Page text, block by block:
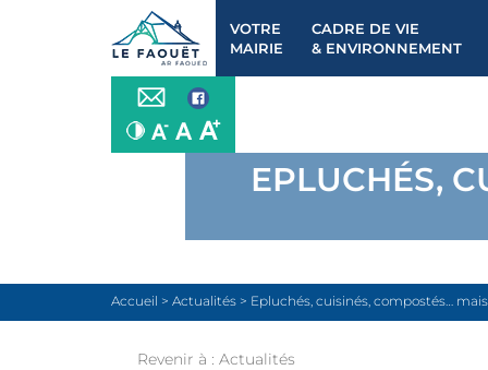
VOTRE
MAIRIE
CADRE DE VIE
& ENVIRONNEMENT
EPLUCHÉS,
Accueil > Actualités > Epluchés, cuisinés, compostés…
Revenir à : Actualités